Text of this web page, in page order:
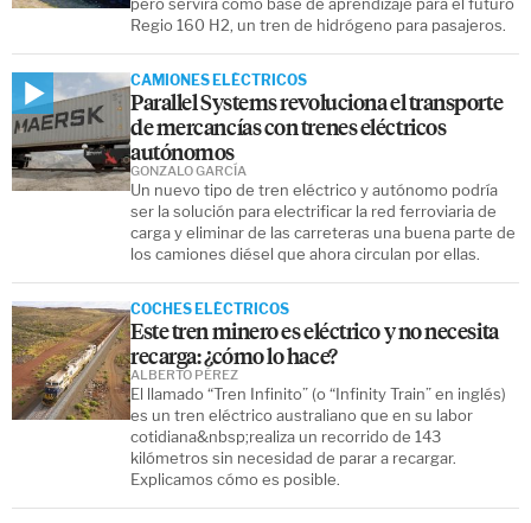
Regio 160 H2, un tren de hidrógeno para pasajeros.
CAMIONES ELÉCTRICOS
Parallel Systems revoluciona el transporte
de mercancías con trenes eléctricos
autónomos
Un nuevo tipo de tren eléctrico y autónomo podría
ser la solución para electrificar la red ferroviaria de
carga y eliminar de las carreteras una buena parte de
los camiones diésel que ahora circulan por ellas.
GONZALO GARCÍA
COCHES ELÉCTRICOS
Este tren minero es eléctrico y no necesita
recarga: ¿cómo lo hace?
El llamado “Tren Infinito” (o “Infinity Train” en inglés)
es un tren eléctrico australiano que en su labor
cotidiana&nbsp;realiza un recorrido de 143
kilómetros sin necesidad de parar a recargar.
Explicamos cómo es posible.
ALBERTO PÉREZ